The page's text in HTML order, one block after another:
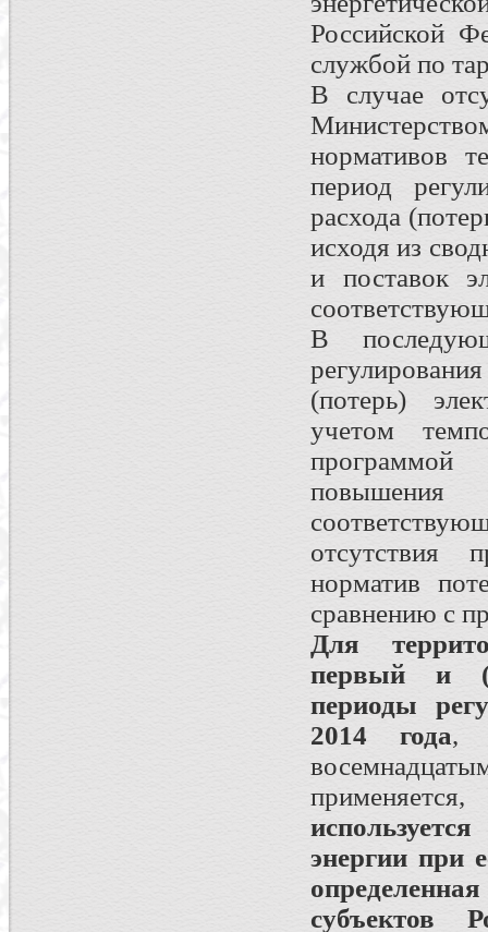
Российской
службой по
В случае
нормативов
период
расхода
исходя из
и поставок
В
(потерь)
учетом
повышения
отсутствия
норматив
сравнению с
Для
первый и
периоды
2014 года,
энергии при
субъектов